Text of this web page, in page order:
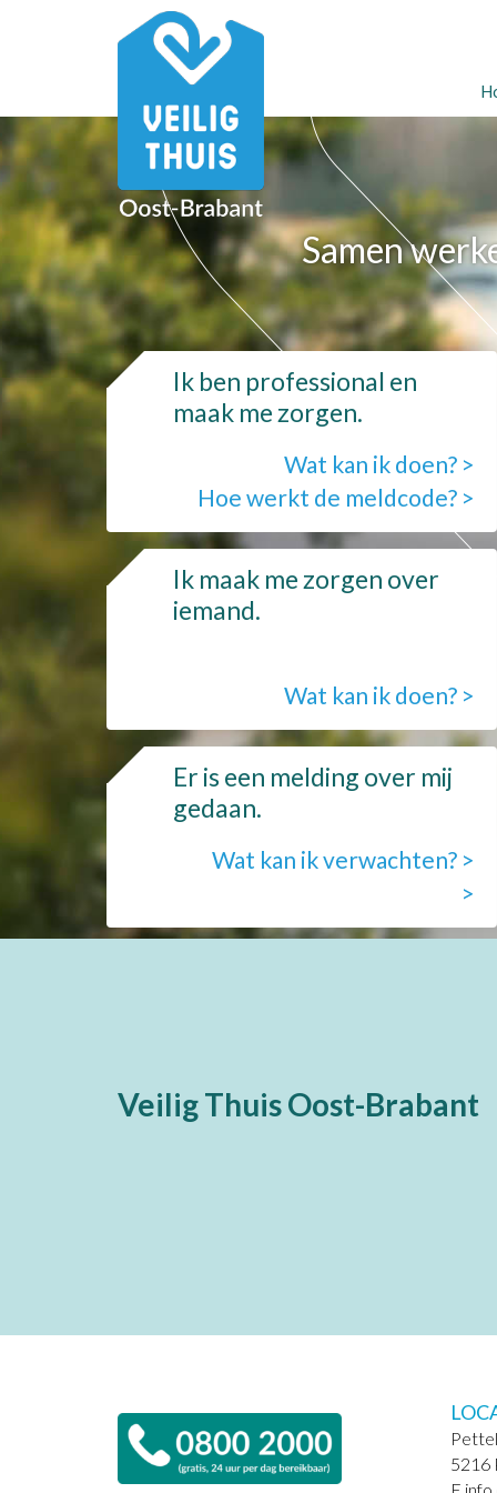
Samen
Ik ben professional en
maak me zorgen.
Hoe werkt de meldcode? >
Wat kan ik doen? >
Ik maak me zorgen over
iemand.
Wat kan ik doen? >
Er is een melding over mij
gedaan.
>
Wat kan ik verwachten? >
Veilig Thuis Oost-Brabant
5216